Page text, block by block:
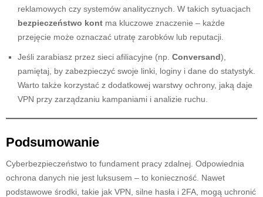
reklamowych czy systemów analitycznych. W takich sytuacjach
bezpieczeństwo kont ma kluczowe znaczenie – każde
przejęcie może oznaczać utratę zarobków lub reputacji.
Jeśli zarabiasz przez sieci afiliacyjne (np. Conversand),
pamiętaj, by zabezpieczyć swoje linki, loginy i dane do statystyk.
Warto także korzystać z dodatkowej warstwy ochrony, jaką daje
VPN przy zarządzaniu kampaniami i analizie ruchu.
Podsumowanie
Cyberbezpieczeństwo to fundament pracy zdalnej. Odpowiednia
ochrona danych nie jest luksusem – to konieczność. Nawet
podstawowe środki, takie jak VPN, silne hasła i 2FA, mogą uchronić